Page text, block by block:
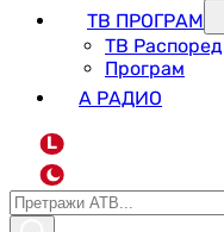
ТВ ПРОГРАМ
ТВ Распоред
Програм
А РАДИО
L